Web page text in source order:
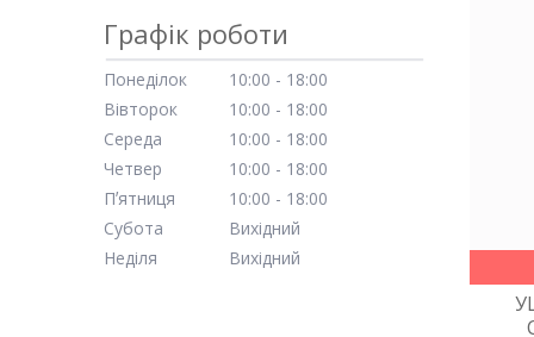
Графік роботи
Понеділок 10:00
18:00
Вівторок
10:00
18:00
Середа
10:00
18:00
Четвер
10:00
18:00
Пʼятниця
10:00
18:00
Субота
Вихідний
Неділя
Вихідний